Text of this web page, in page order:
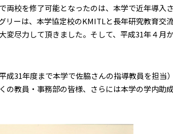
両校を修了可能となったのは、本学で近年導入
リーは、本学協定校のKMITLと長年研究教育交
変尽力して頂きました。そして、平成31年４
成31年度まで本学で佐脇さんの指導教員を担当
の教員・事務部の皆様、さらには本学の学内